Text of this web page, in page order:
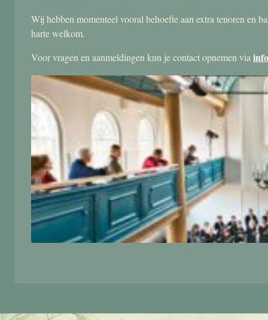
Wij hebben momenteel vooral behoefte aan extra tenoren en
harte welkom.
Voor vragen en aanmeldingen kun je contact opnemen via